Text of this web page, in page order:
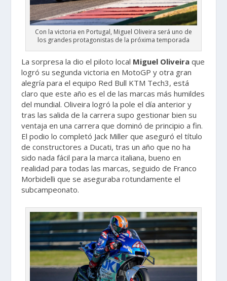
Con la victoria en Portugal, Miguel Oliveira será uno de
los grandes protagonistas de la próxima temporada
La sorpresa la dio el piloto local Miguel Oliveira que
logró su segunda victoria en MotoGP y otra gran
alegría para el equipo Red Bull KTM Tech3, está
claro que este año es el de las marcas más humildes
del mundial. Oliveira logró la pole el día anterior y
tras las salida de la carrera supo gestionar bien su
ventaja en una carrera que dominó de principio a fin.
El podio lo completó Jack Miller que aseguró el título
de constructores a Ducati, tras un año que no ha
sido nada fácil para la marca italiana, bueno en
realidad para todas las marcas, seguido de Franco
Morbidelli que se aseguraba rotundamente el
subcampeonato.